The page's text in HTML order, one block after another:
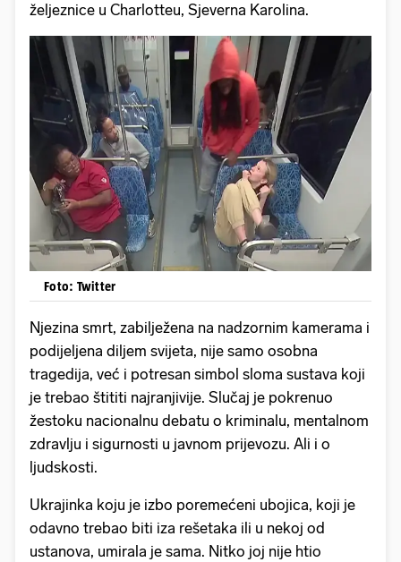
željeznice u Charlotteu, Sjeverna Karolina.
Foto: Twitter
Njezina smrt, zabilježena na nadzornim kamerama i
podijeljena diljem svijeta, nije samo osobna
tragedija, već i potresan simbol sloma sustava koji
je trebao štititi najranjivije. Slučaj je pokrenuo
žestoku nacionalnu debatu o kriminalu, mentalnom
zdravlju i sigurnosti u javnom prijevozu. Ali i o
ljudskosti.
Ukrajinka koju je izbo poremećeni ubojica, koji je
odavno trebao biti iza rešetaka ili u nekoj od
ustanova, umirala je sama. Nitko joj nije htio